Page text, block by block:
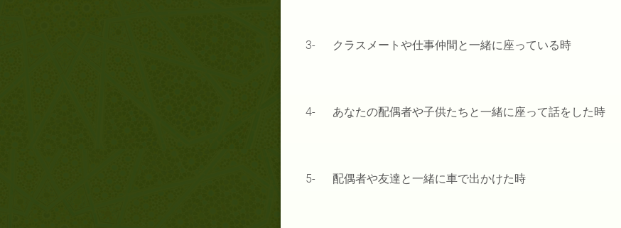
3- クラスメートや仕事仲間と一緒に座っている時
4- あなたの配偶者や子供たちと一緒に座って話をした時
5- 配偶者や友達と一緒に車で出かけた時